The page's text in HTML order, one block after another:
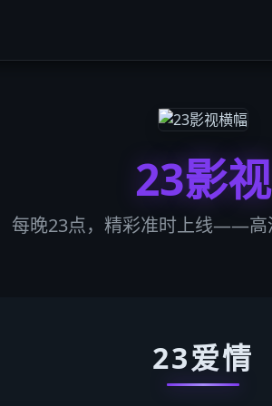
23影视
每晚23点，精彩准时上线——高
23爱情